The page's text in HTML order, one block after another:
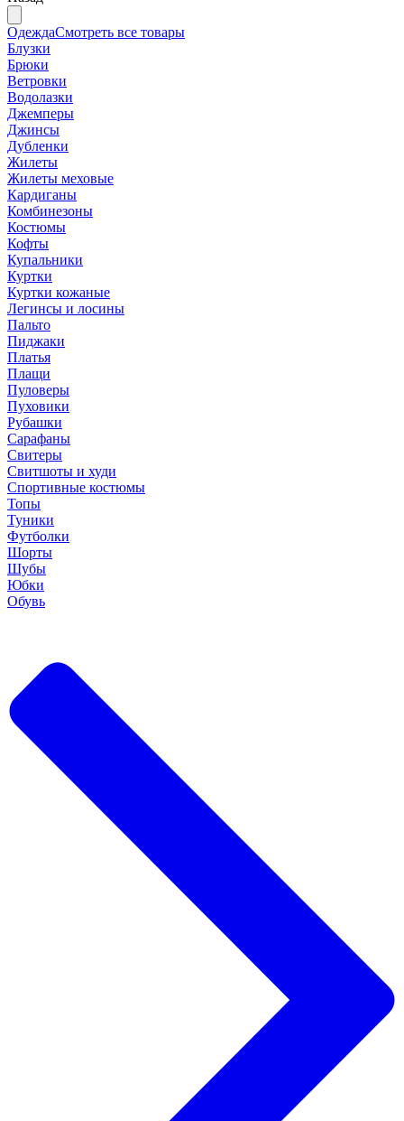
ОдеждаСмотреть все товары
Блузки
Брюки
Ветровки
Водолазки
Джемперы
Джинсы
Дубленки
Жилеты
Жилеты меховые
Кардиганы
Комбинезоны
Костюмы
Кофты
Купальники
Куртки
Куртки кожаные
Легинсы и лосины
Пальто
Пиджаки
Платья
Плащи
Пуловеры
Пуховики
Рубашки
Сарафаны
Свитеры
Свитшоты и худи
Спортивные костюмы
Топы
Туники
Футболки
Шорты
Шубы
Юбки
Обувь